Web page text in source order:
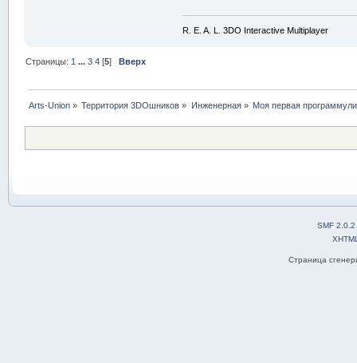
R. E. A. L. 3DO Interactive Multiplayer
Страницы: 1 ...3 4 [5]Вверх
Arts-Union » Территория 3DOшников » Инженерная» Моя первая
SMF 2.0.2
Страница